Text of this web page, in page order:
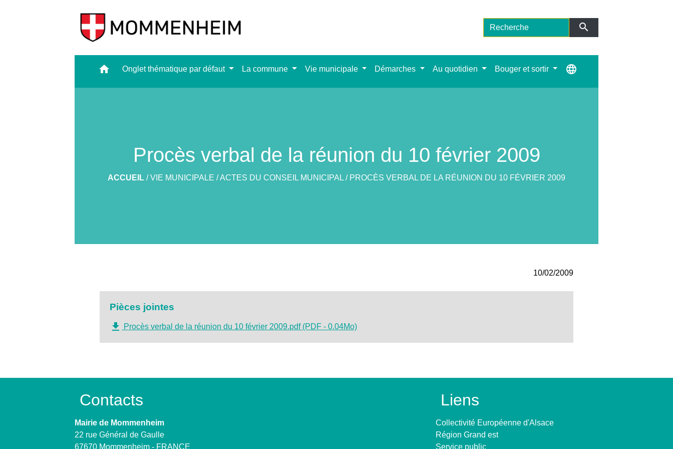
search
home Onglet thématique par défaut La commune Vie municipale Démarches Au quotidien Bouger et sortir language
Procès verbal de la réunion du 10 février 2009
ACCUEIL /VIE MUNICIPALE /ACTES DU CONSEIL MUNICIPAL / PROCÈS VERBAL DE LA RÉUNION DU 10 FÉVRIER 2009
10/02/2009
Pièces jointes
file_download Procès verbal de la réunion du 10 février 2009.pdf (PDF - 0.04Mo)
Contacts
Mairie de Mommenheim
22 rue Général de Gaulle
67670 Mommenheim - FRANCE
Liens
Collectivité Européenne d'Alsace
Région Grand est
Service public